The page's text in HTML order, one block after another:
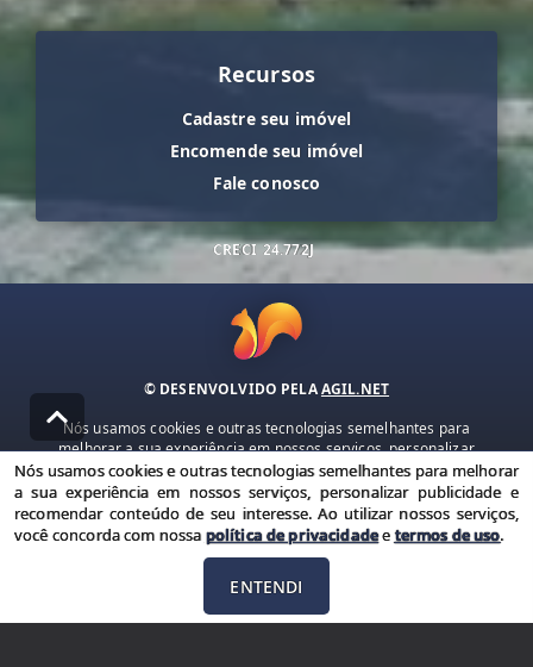
Recursos
Cadastre seu imóvel
Encomende seu imóvel
Fale conosco
CRECI 24.772J
© DESENVOLVIDO PELAAGIL.NET
Nós usamos cookies e outras tecnologias semelhantes para
melhorar a sua experiência em nossos serviços, personalizar
publicidade e recomendar conteúdo de seu interesse. Ao utilizar
nossos serviços, você concorda com nossa política de privacidade e
termos de uso.
Política de Privacidade Termos de uso
Nós usamos cookies e outras tecnologias semelhantes para melhorar
a sua experiência em nossos serviços, personalizar publicidade e
recomendar conteúdo de seu interesse. Ao utilizar nossos serviços,
você concorda com nossa política de privacidadeetermos de uso.
ENTENDI